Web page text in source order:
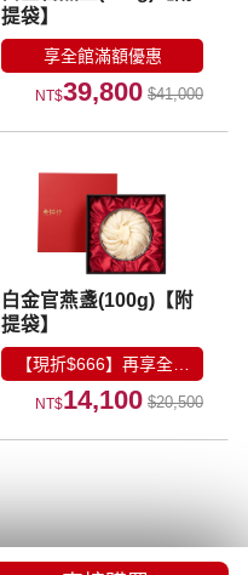
提袋】
享全館滿額優惠
NT$39,800 $41,000
白金官燕盞(100g)【附
提袋】
【現折$666】再享全館
優惠
NT$14,100 $20,500